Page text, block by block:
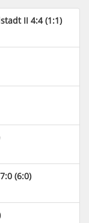
II 4:4 (1:1)
(6:0)